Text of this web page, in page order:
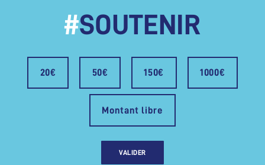
#SOUTENIR
20€ 50€ 150€ 1000€
Montant libre
VALIDER